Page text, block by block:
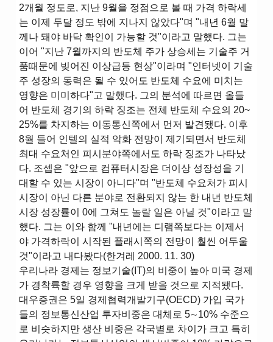
2개월 정도로, 지난 9월을 정점으로 볼 때 가격 하락세
는 이제 두달 정도 밖에 지나지 않았다"며 "내년 6월 말
께나 돼야 바닥 확인이 가능할 것"이라고 말했다. 그는
이어 "지난 7월까지의 반도체 주가 상승세는 기술주 거
품때문에 빚어진 이상급등 현상"이라며 "인터넷이 기술
주 성장의 동력은 될 수 있어도 반도체 수요에 미치는
영향은 미미하다"고 말했다. 그의 분석에 따르면 올들
어 반도체 경기의 하락 징조는 전체 반도체 수요의 20~
25%를 차지하는 이동통신쪽에서 먼저 발견됐다. 이후
8월 들어 인텔의 실적 악화 전망이 제기되면서 반도체
최대 수요처인 피시분야쪽에서도 하락 징조가 나타났
다. 조셉은 "앞으로 컴퓨터시장은 더이상 성장성을 기
대할 수 있는 시장이 아니다"며 "반도체 수요처가 피시
시장이 아닌 다른 분야로 전환되지 않는 한 내년 반도체
시장 성장률이 0에 그쳐도 놀랄 일은 아닐 것"이라고 말
했다. 그는 이와 함께 "내년에는 디램쪽보다는 이제서
야 가격하락이 시작된 플래시쪽의 전망이 훨씬 어두울
것"이라고 내다봤다(한겨레 2000. 11. 30)
우리나라 경제는 정보기술(IT)의 비중이 높아 미국 경제
가 경착륙할 경우 영향을 크게 받을 것으로 지적됐다.
대우증권은 5일 경제협력개발기구(OECD) 가입 국가
들의 정보통신산업 투자비중은 대체로 5∼10% 수준으
로 비슷하지만 생산 비중은 각국별로 차이가 크고 특히